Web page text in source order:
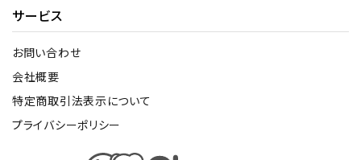
サービス
お問い合わせ
会社概要
特定商取引法表示について
プライバシーポリシー